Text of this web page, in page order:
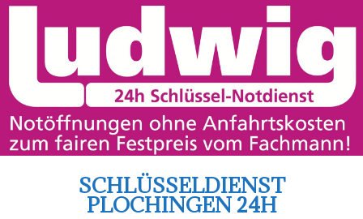
SCHLÜSSELDIENST
PLOCHINGEN 24H